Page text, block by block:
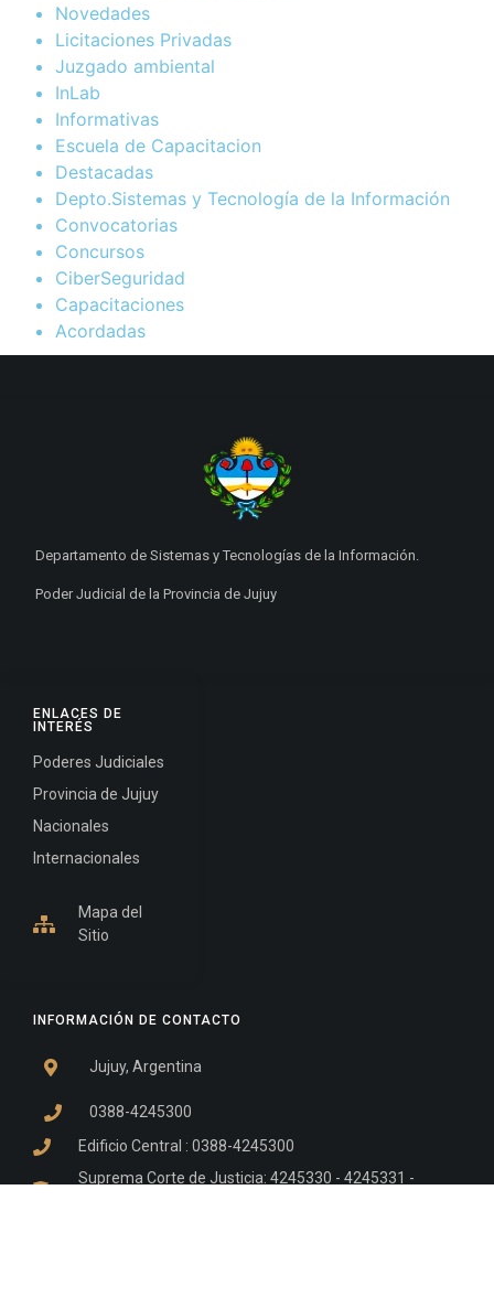
Novedades
Licitaciones Privadas
Juzgado ambiental
InLab
Informativas
Escuela de Capacitacion
Destacadas
Depto.Sistemas y Tecnología de la Información
Convocatorias
Concursos
CiberSeguridad
Capacitaciones
Acordadas
INFORMACIÓN DE CONTACTO
Jujuy, Argentina
0388-4245300
Edificio Central : 0388-4245300
Suprema Corte de Justicia: 4245330 - 4245331 -
ENLACES DE
INTERÉS
Poderes Judiciales
Provincia de Jujuy
Nacionales
Internacionales
Mapa del
Sitio
Departamento de Sistemas y Tecnologías de la Información.
Poder Judicial de la Provincia de Jujuy